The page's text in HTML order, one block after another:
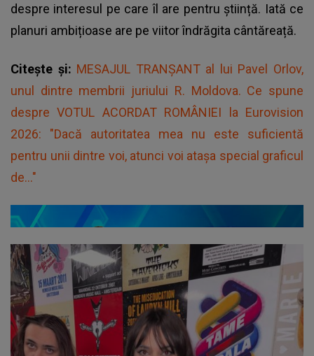
despre interesul pe care îl are pentru știință. Iată ce
planuri ambițioase are pe viitor îndrăgita cântăreață.
Citește și: MESAJUL TRANȘANT al lui Pavel Orlov,
unul dintre membrii juriului R. Moldova. Ce spune
despre VOTUL ACORDAT ROMÂNIEI la Eurovision
2026: "Dacă autoritatea mea nu este suficientă
pentru unii dintre voi, atunci voi atașa special graficul
de..."